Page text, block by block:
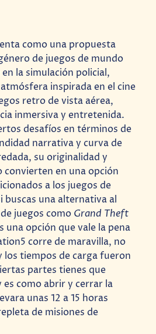
como una propuesta
de juegos de mundo
la simulación policial,
inspirada en el cine
retro de vista aérea,
inmersiva y entretenida.
desafíos en términos de
narrativa y curva de
su originalidad y
convierten en una opción
a los juegos de
buscas una alternativa al
juegos como Grand Theft
una opción que vale la pena
corre de maravilla, no
los tiempos de carga fueron
partes tienes que
como abrir y cerrar la
unas 12 a 15 horas
de misiones de